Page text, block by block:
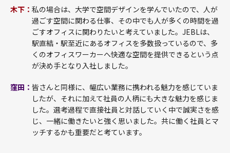
木下： 私の場合は、大学で空間デザインを学んでいたので、人が
過ごす空間に関わる仕事、その中でも人が多くの時間を過
ごすオフィスに関わりたいと考えていました。JEBLは、
駅直結・駅至近にあるオフィスを多数扱っているので、多
くのオフィスワーカーへ快適な空間を提供できるという点
が決め手となり入社しました。
窪田： 皆さんと同様に、幅広い業務に携われる魅力を感じていま
したが、それに加えて社員の人柄にも大きな魅力を感じま
した。選考過程で直接社員と対話していく中で誠実さを感
じ、一緒に働きたいと強く思いました。共に働く社員とマ
ッチするかも重要だと考ています。